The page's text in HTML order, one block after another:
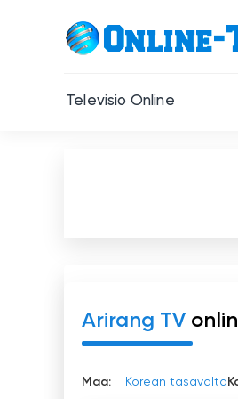
Televisio Online
Arirang TV
Maa: Korean tasavalta